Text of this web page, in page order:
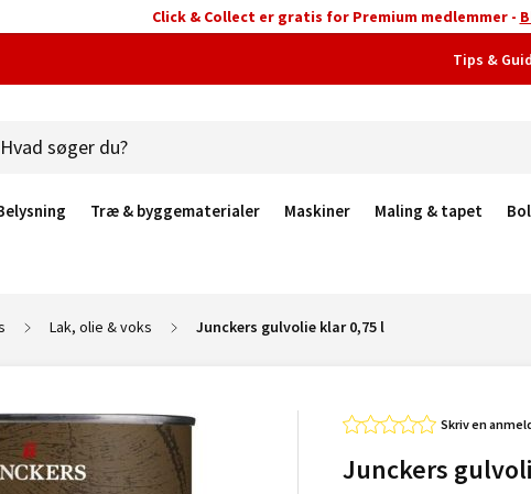
Click & Collect er gratis for Premium medlemmer -
Tips &
Træ & byggematerialer Maskiner Maling & tapet
Lak, olie & voks Junckers gulvolie klar 0,75 l
Skriv en
Junckers